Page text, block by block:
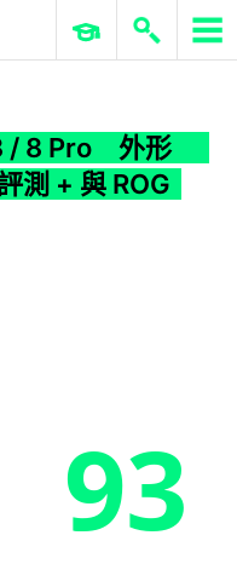
ERP 與商業 AI
8 / 8 Pro 外形
+ 與 ROG
93